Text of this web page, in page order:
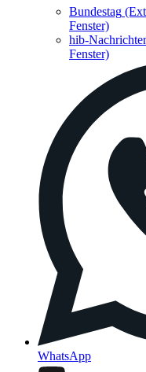
Bundestag
Fenster)
hib-
Fenster)
WhatsApp